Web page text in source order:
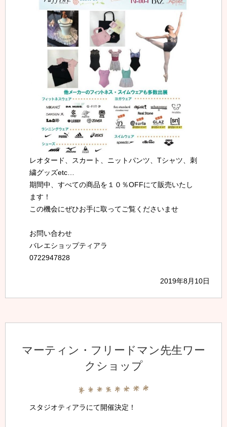
レオタード、スカート、ニットパンツ、Tシャツ、刺
繍グッズetc…
期間中、すべての商品を１０％OFFにて販売いたし
ます！
この機会にぜひお手に取ってご覧くださいませ
お問い合わせ
バレエショップティアラ
0722947828
2019年8月10日
マーティン・フリードマン先生ワー
クショップ
スタジオティアラにて開催決定！